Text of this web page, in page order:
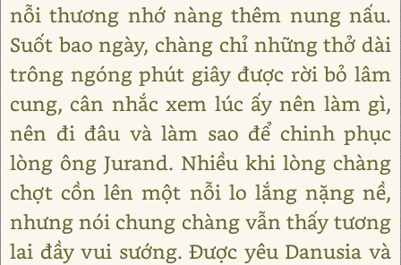
nỗi thương nhớ nàng thêm nung nấu.
Suốt bao ngày, chàng chỉ những thở dài
trông ngóng phút giây được rời bỏ lâm
cung, cân nhắc xem lúc ấy nên làm gì,
nên đi đâu và làm sao để chinh phục
lòng ông Jurand. Nhiều khi lòng chàng
chợt cồn lên một nỗi lo lắng nặng nề,
nhưng nói chung chàng vẫn thấy tương
lai đầy vui sướng. Được yêu Danusia và